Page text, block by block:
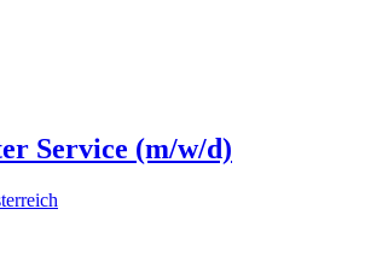
Service (m/w/d)